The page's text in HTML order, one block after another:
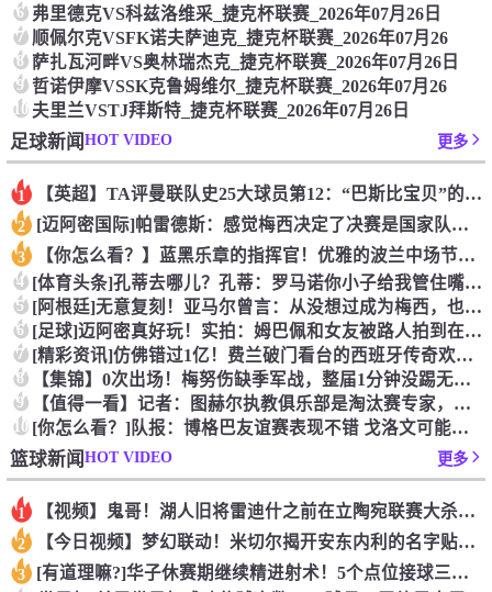
6 弗里德克VS科兹洛维采_捷克杯联赛_2026年07月26日
7 顺佩尔克VSFK诺夫萨迪克_捷克杯联赛_2026年07月26
8 萨扎瓦河畔VS奥林瑞杰克_捷克杯联赛_2026年07月26日
9 哲诺伊摩VSSK克鲁姆维尔_捷克杯联赛_2026年07月26
10 夫里兰VSTJ拜斯特_捷克杯联赛_2026年07月26日
足球新闻HOT VIDEO 更多
1 【英超】TA评曼联队史25大球员第12：“巴斯比宝贝”的绝佳
2 [迈阿密国际]帕雷德斯：感觉梅西决定了决赛是国家队最后一战，
3 【你怎么看？】蓝黑乐章的指挥官！优雅的波兰中场节拍器！
4 [体育头条]孔蒂去哪儿？孔蒂：罗马诺你小子给我管住嘴哈！
5 [阿根廷]无意复刻！亚马尔曾言：从没想过成为梅西，也不会穿他
6 [足球]迈阿密真好玩！实拍：姆巴佩和女友被路人拍到在夜店狂欢
7 [精彩资讯]仿佛错过1亿！费兰破门看台的西班牙传奇欢呼，拉莫
8 【集锦】0次出场！梅努伤缺季军战，整届1分钟没踢无缘世界杯首
9 【值得一看】记者：图赫尔执教俱乐部是淘汰赛专家，但在真正压力
10 [你怎么看？]队报：博格巴友谊赛表现不错 戈洛文可能加盟沙特
篮球新闻HOT VIDEO 更多
1 【视频】鬼哥！湖人旧将雷迪什之前在立陶宛联赛大杀四方
2 【今日视频】梦幻联动！米切尔揭开安东内利的名字贴纸！
3 [有道理嘛?]华子休赛期继续精进射术！5个点位接球三分全部命